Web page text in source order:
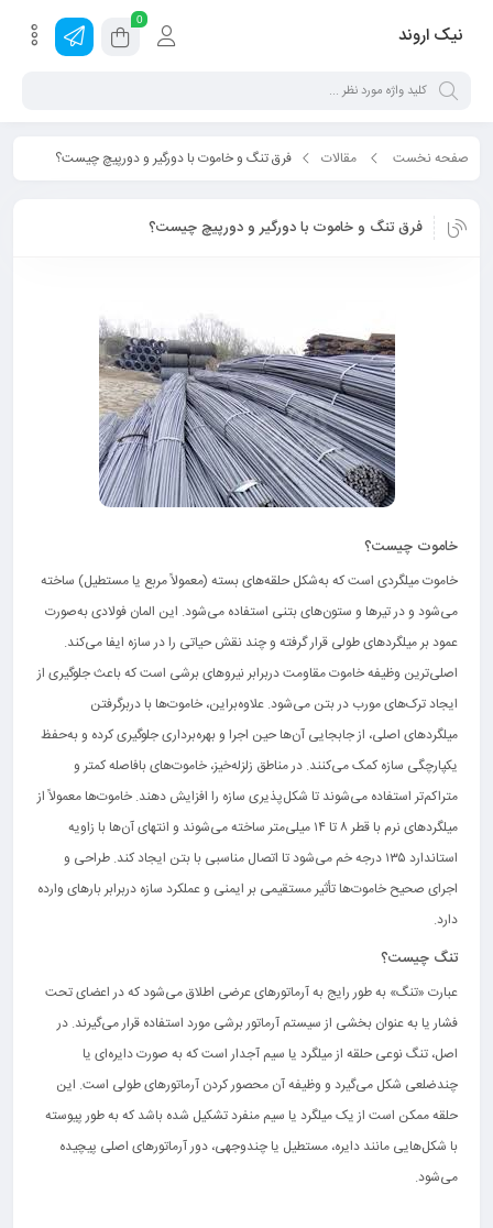
نیک اروند
0
صفحه نخست مقالات فرق تنگ و خاموت با دورگیر و دورپیچ چیست؟
فرق تنگ و خاموت با دورگیر و دورپیچ چیست؟
خاموت چیست؟
خاموت میلگردی است که به‌شکل حلقه‌های بسته (معمولاً مربع یا مستطیل) ساخته
می‌شود و در تیرها و ستون‌های بتنی استفاده می‌شود. این المان فولادی به‌صورت
عمود بر میلگردهای طولی قرار گرفته و چند نقش حیاتی را در سازه ایفا می‌کند.
اصلی‌ترین وظیفه خاموت مقاومت دربرابر نیروهای برشی است که باعث جلوگیری از
ایجاد ترک‌های مورب در بتن می‌شود. علاوه‌براین، خاموت‌ها با دربرگرفتن
میلگردهای اصلی، از جابجایی آن‌ها حین اجرا و بهره‌برداری جلوگیری کرده و به‌حفظ
یکپارچگی سازه کمک می‌کنند. در مناطق زلزله‌خیز، خاموت‌های بافاصله کمتر و
متراکم‌تر استفاده می‌شوند تا شکل‌پذیری سازه را افزایش دهند. خاموت‌ها معمولاً از
میلگردهای نرم با قطر ۸ تا ۱۴ میلی‌متر ساخته می‌شوند و انتهای آن‌ها با زاویه
استاندارد ۱۳۵ درجه خم می‌شود تا اتصال مناسبی با بتن ایجاد کند. طراحی و
اجرای صحیح خاموت‌ها تأثیر مستقیمی بر ایمنی و عملکرد سازه دربرابر بارهای وارده
دارد.
تنگ چیست؟
عبارت «تنگ» به طور رایج به آرماتورهای عرضی اطلاق می‌شود که در اعضای تحت
فشار یا به عنوان بخشی از سیستم آرماتور برشی مورد استفاده قرار می‌گیرند. در
اصل، تنگ نوعی حلقه از میلگرد یا سیم آجدار است که به صورت دایره‌ای یا
چندضلعی شکل می‌گیرد و وظیفه آن محصور کردن آرماتورهای طولی است. این
حلقه ممکن است از یک میلگرد یا سیم منفرد تشکیل شده باشد که به طور پیوسته
با شکل‌هایی مانند دایره، مستطیل یا چندوجهی، دور آرماتورهای اصلی پیچیده
می‌شود.